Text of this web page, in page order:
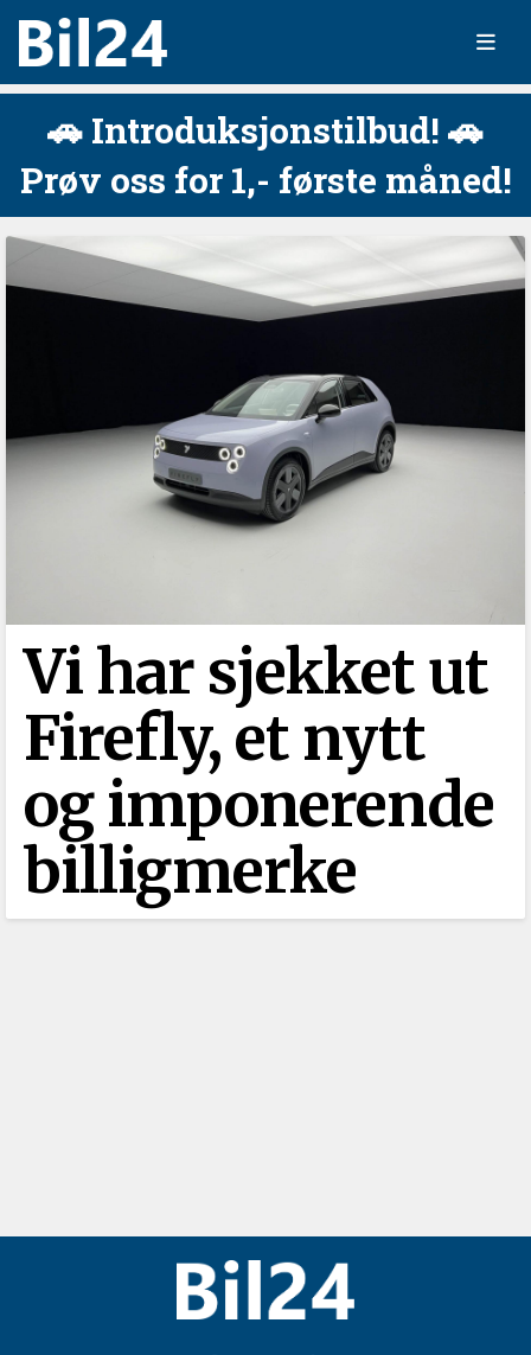
🚗 Introduksjonstilbud! 🚗
Prøv oss for 1,- første måned!
Vi har sjekket ut
Firefly, et nytt
og imponerende
billigmerke